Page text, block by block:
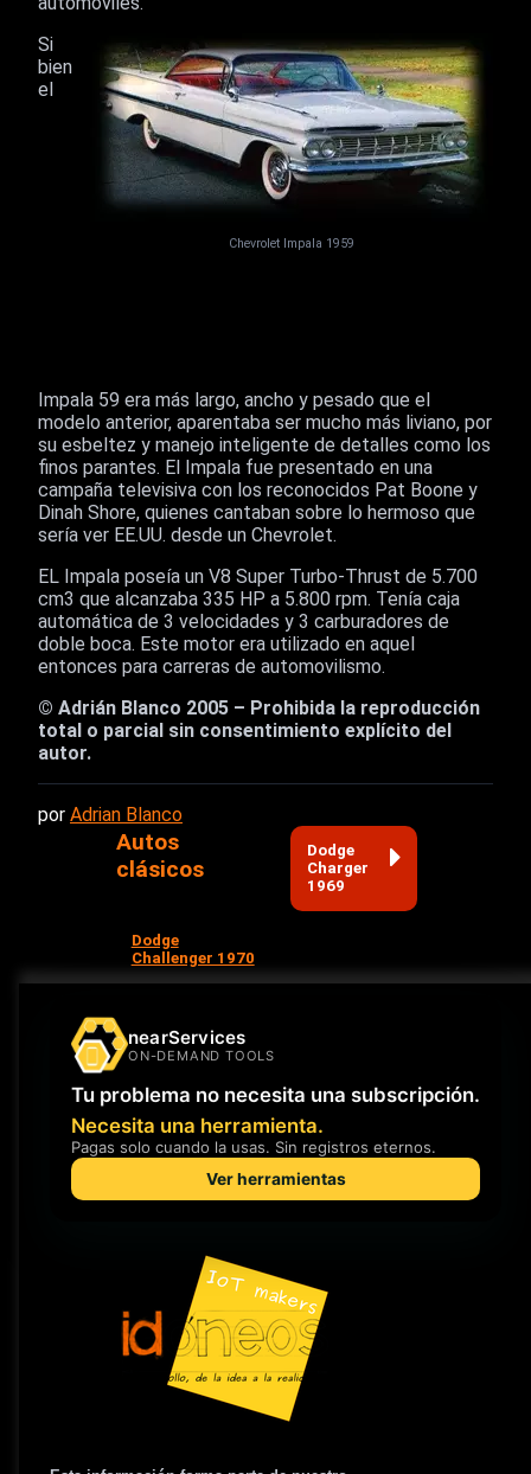
Chevrolet Impala 1959
Si
bien
el
Impala 59 era más largo, ancho y pesado que el
modelo anterior, aparentaba ser mucho más liviano, por
su esbeltez y manejo inteligente de detalles como los
finos parantes. El Impala fue presentado en una
campaña televisiva con los reconocidos Pat Boone y
Dinah Shore, quienes cantaban sobre lo hermoso que
sería ver EE.UU. desde un Chevrolet.
EL Impala poseía un V8 Super Turbo-Thrust de 5.700
cm3 que alcanzaba 335 HP a 5.800 rpm. Tenía caja
automática de 3 velocidades y 3 carburadores de
doble boca. Este motor era utilizado en aquel
entonces para carreras de automovilismo.
© Adrián Blanco 2005 – Prohibida la reproducción
total o parcial sin consentimiento explícito del
autor.
por Adrian Blanco
Autos
clásicos
Dodge
Charger
1969
Dodge
Challenger 1970